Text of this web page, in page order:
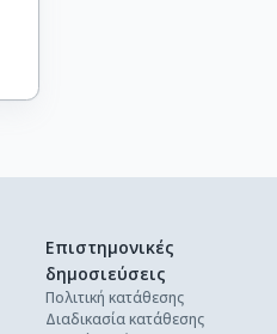
Επιστημονικές
δημοσιεύσεις
Πολιτική κατάθεσης
Διαδικασία κατάθεσης